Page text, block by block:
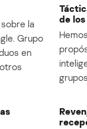
la
Grupo
en
de